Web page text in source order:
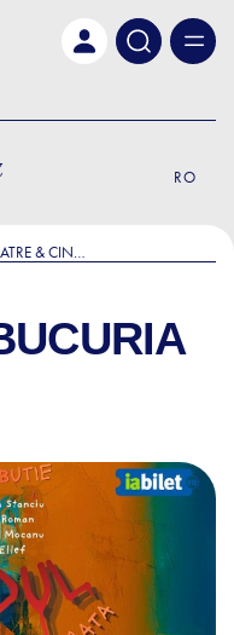
RO
& CINEMA